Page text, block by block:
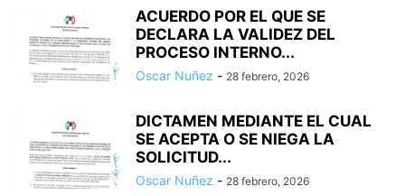
ACUERDO POR EL QUE SE
DECLARA LA VALIDEZ DEL
PROCESO INTERNO...
Oscar Nuñez - 28 febrero, 2026
DICTAMEN MEDIANTE EL CUAL
SE ACEPTA O SE NIEGA LA
SOLICITUD...
Oscar Nuñez - 28 febrero, 2026